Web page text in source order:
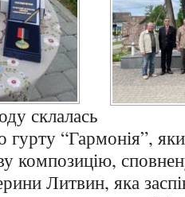
склалась
гурту “Гармонія”,
композицію,
Литвин, яка